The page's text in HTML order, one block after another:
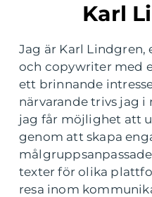
Karl
Jag är Karl Lindgren,
och copywriter med
ett brinnande
närvarande trivs jag
jag får möjlighet att
genom att skapa
texter för olika
resa inom